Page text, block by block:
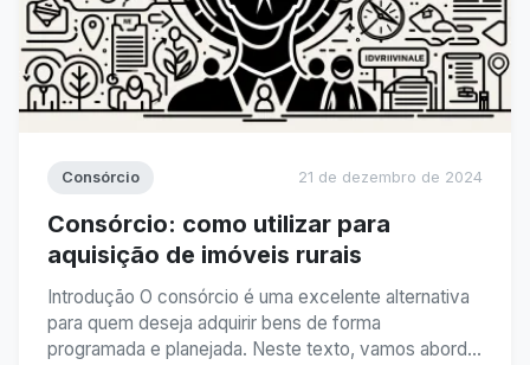
Consórcio 21 de dezembro de 2024
Consórcio: como utilizar para
aquisição de imóveis rurais
Introdução O consórcio é uma excelente alternativa
para quem deseja adquirir bens de forma
programada e planejada. Neste texto, vamos abordar